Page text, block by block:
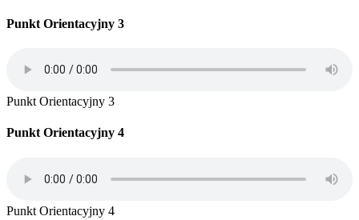
Punkt Orientacyjny 3
Punkt Orientacyjny 3
Punkt Orientacyjny 4
Punkt Orientacyjny 4